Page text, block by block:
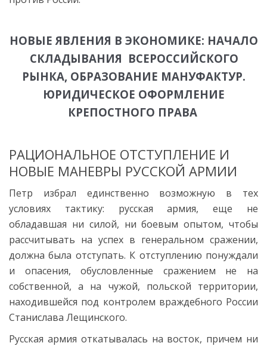
НОВЫЕ ЯВЛЕНИЯ В ЭКОНОМИКЕ: НАЧАЛО
СКЛАДЫВАНИЯ ВСЕРОССИЙСКОГО
РЫНКА, ОБРАЗОВАНИЕ МАНУФАКТУР.
ЮРИДИЧЕСКОЕ ОФОРМЛЕНИЕ
КРЕПОСТНОГО ПРАВА
РАЦИОНАЛЬНОЕ ОТСТУПЛЕНИЕ И
НОВЫЕ МАНЕВРЫ РУССКОЙ АРМИИ
Петр избрал единственно возможную в тех
условиях тактику: русская армия, еще не
обладавшая ни силой, ни боевым опытом, чтобы
рассчитывать на успех в генеральном сражении,
должна была отступать. К отступлению понуждали
и опасения, обусловленные сражением не на
собственной, а на чужой, польской территории,
находившейся под контролем враждебного России
Станислава Лещинского.
Русская армия откатывалась на восток, причем ни